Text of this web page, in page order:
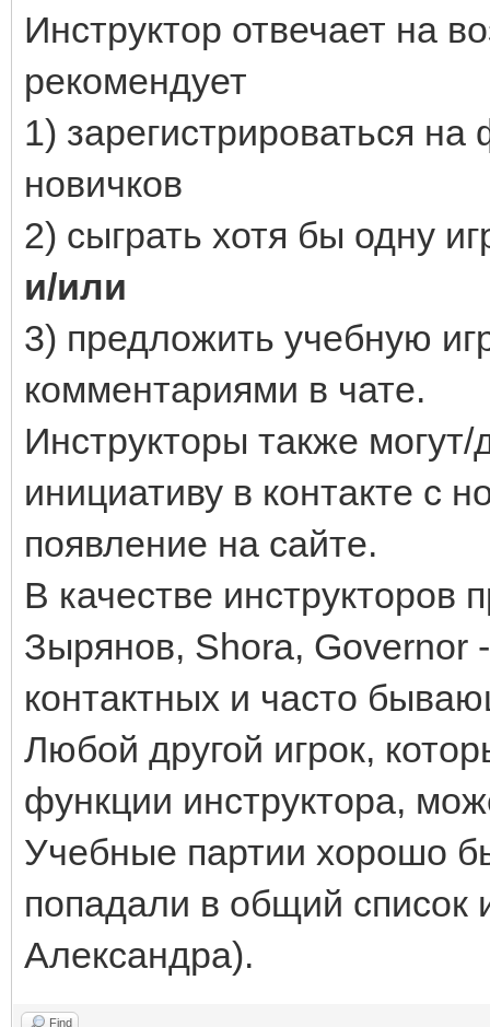
Инструктор отвечает на
рекомендует
1) зарегистрироваться
новичков
2) сыграть хотя бы одну
и/или
3) предложить учебную
комментариями в чате.
Инструкторы также
инициативу в контакте с
появление на сайте.
В качестве инструкторов
Зырянов, Shora, Governor
контактных и часто
Любой другой игрок,
функции инструктора,
Учебные партии хорошо
попадали в общий список
Александра).
Find